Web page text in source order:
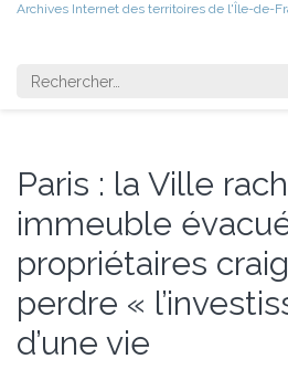
Archives Internet des territoires de l'Île-de-
Paris : la Ville
immeuble
propriétaires
perdre «
d’une vie